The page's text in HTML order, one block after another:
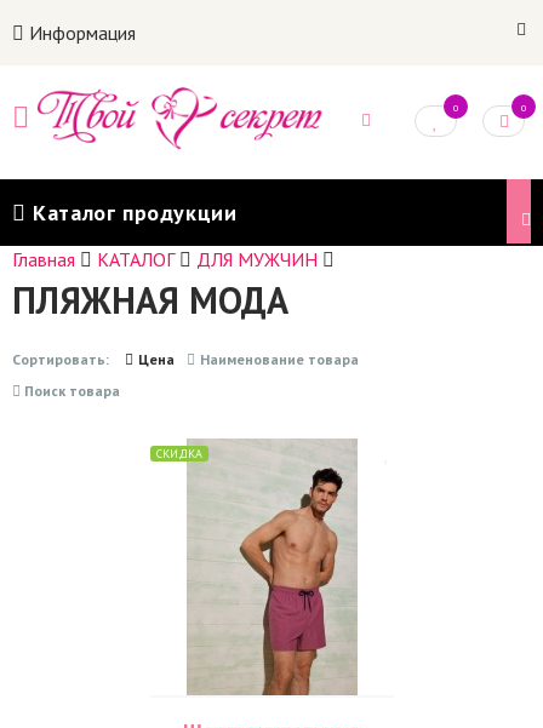
Информация
0 0
Каталог продукции
Главная КАТАЛОГ ДЛЯ МУЖЧИН
ПЛЯЖНАЯ МОДА
Сортировать: Цена
Наименование товара
Поиск товара
СКИДКА